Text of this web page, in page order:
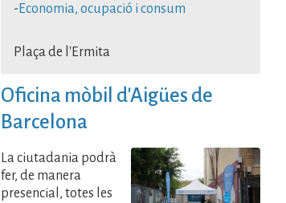
- Economia, ocupació i consum
Plaça de l'Ermita
Oficina mòbil d'Aigües de
Barcelona
La ciutadania podrà
fer, de manera
presencial, totes les